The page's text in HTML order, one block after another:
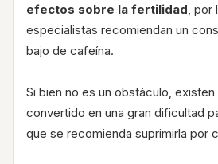
efectos sobre la fertilidad, por
especialistas recomiendan un
bajo de cafeína.
Si bien no es un obstáculo,
convertido en una gran dificultad
que se recomienda suprimirla por